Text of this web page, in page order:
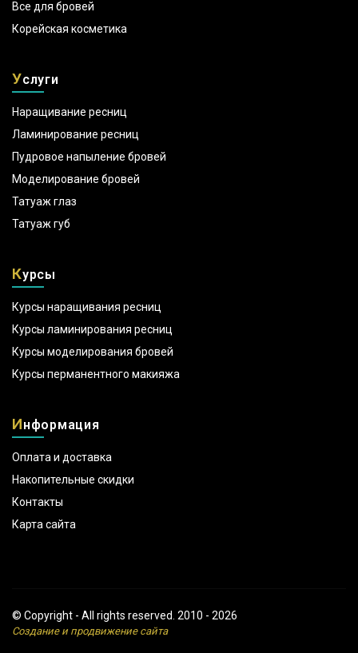
Все для бровей
Корейская косметика
Услуги
Наращивание ресниц
Ламинирование ресниц
Пудровое напыление бровей
Моделирование бровей
Татуаж глаз
Татуаж губ
Курсы
Курсы наращивания ресниц
Курсы ламинирования ресниц
Курсы моделирования бровей
Курсы перманентного макияжа
Информация
Оплата и доставка
Накопительные скидки
Контакты
Карта сайта
© Copyright - All rights reserved. 2010 - 2026
Создание и продвижение сайта